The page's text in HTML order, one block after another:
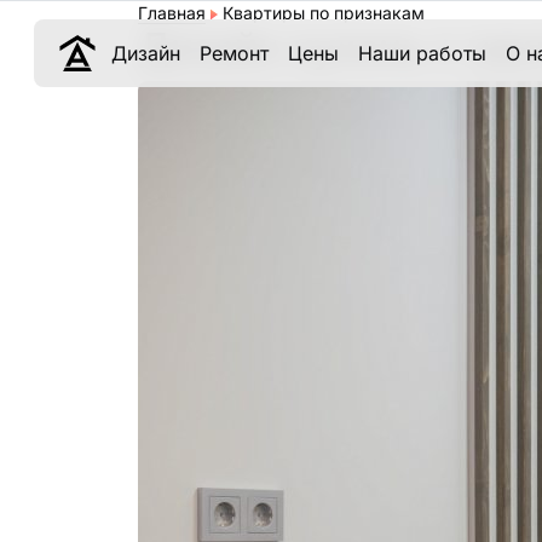
Дизайн Ремонт Цены Наши работы О
Главная Квартиры по признакам
Дизайн кухонь с